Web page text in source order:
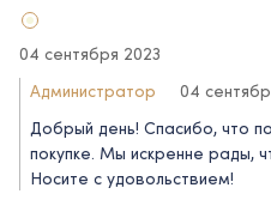
04 сентября 2023
Администратор
04
Добрый день! Спасибо, что
покупке. Мы искренне рады,
Носите с удовольствием!